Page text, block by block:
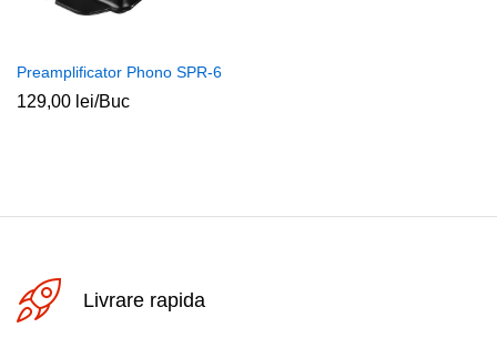
Preamplificator Phono SPR-6
129,00 lei/Buc
Livrare rapida